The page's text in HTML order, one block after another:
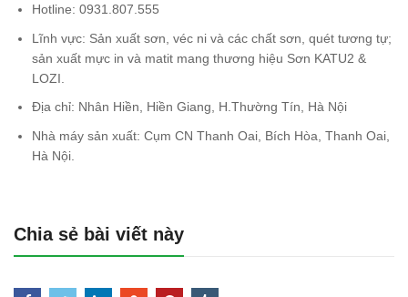
Hotline: 0931.807.555
Lĩnh vực: Sản xuất sơn, véc ni và các chất sơn, quét tương tự;
sản xuất mực in và matit mang thương hiệu Sơn KATU2 &
LOZI.
Địa chỉ: Nhân Hiền, Hiền Giang, H.Thường Tín, Hà Nội
Nhà máy sản xuất: Cụm CN Thanh Oai, Bích Hòa, Thanh Oai,
Hà Nội.
Chia sẻ bài viết này